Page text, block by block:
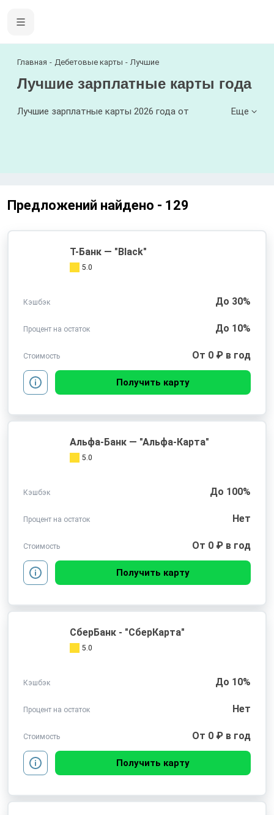
Главная Дебетовые карты Лучшие
Лучшие зарплатные карты года
Лучшие зарплатные карты 2026 года от
Еще
Предложений найдено - 129
Т-Банк — "Black"
5.0
Кэшбэк До 30%
Процент на остаток До 10%
Стоимость От 0 ₽ в год
Получить карту
Альфа-Банк — "Альфа-Карта"
5.0
Кэшбэк До 100%
Процент на остаток Нет
Стоимость От 0 ₽ в год
Получить карту
СберБанк - "СберКарта"
5.0
Кэшбэк До 10%
Процент на остаток Нет
Стоимость От 0 ₽ в год
Получить карту